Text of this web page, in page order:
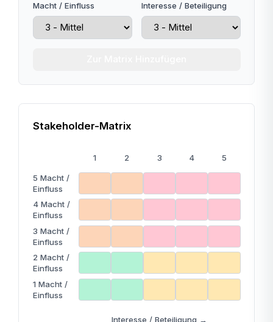
Macht / Einfluss Interesse / Beteiligung
Stakeholder-Matrix
1 2 3 4 5
5 Macht /
Einfluss
4 Macht /
Einfluss
3 Macht /
Einfluss
2 Macht /
Einfluss
1 Macht /
Einfluss
Interesse / Beteiligung →